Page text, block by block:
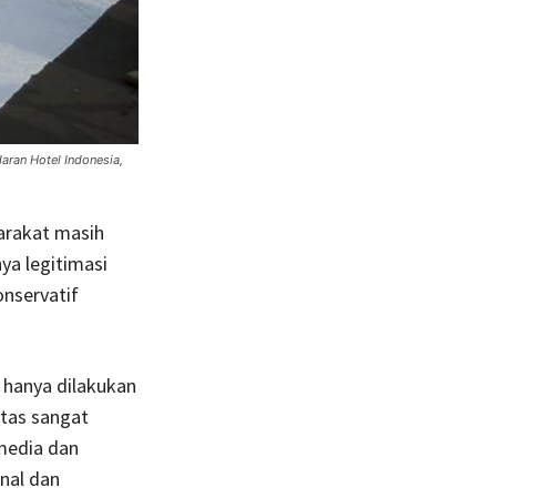
Hotel Indonesia,
masih
legitimasi
dilakukan
sangat
dan
dan